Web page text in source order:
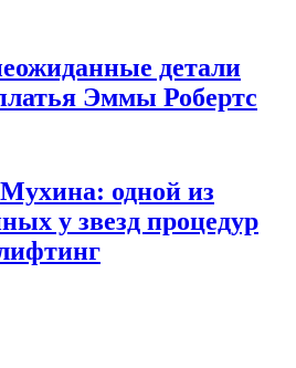
детали
Эммы Робертс
одной из
у звезд процедур